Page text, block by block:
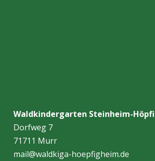
Waldkindergarten Steinheim-
Dorfweg 7
71711 Murr
mail@waldkiga-hoepfigheim.de